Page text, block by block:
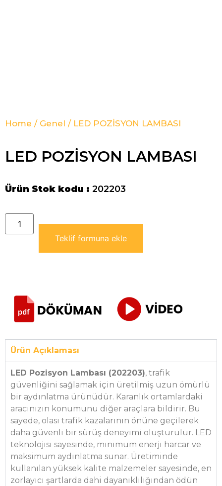
Home / Genel / LED POZİSYON LAMBASI
LED POZİSYON LAMBASI
Ürün Stok kodu : 202203
Teklif formuna ekle
Ürün Açıklaması
LED Pozisyon Lambası (202203), trafik
güvenliğini sağlamak için üretilmiş uzun ömürlü
bir aydınlatma ürünüdür. Karanlık ortamlardaki
aracınızın konumunu diğer araçlara bildirir. Bu
sayede, olası trafik kazalarının önüne geçilerek
daha güvenli bir sürüş deneyimi oluşturulur. LED
teknolojisi sayesinde, minimum enerji harcar ve
maksimum aydınlatma sunar. Üretiminde
kullanılan yüksek kalite malzemeler sayesinde, en
zorlayıcı şartlarda dahi dayanıklılığından ödün